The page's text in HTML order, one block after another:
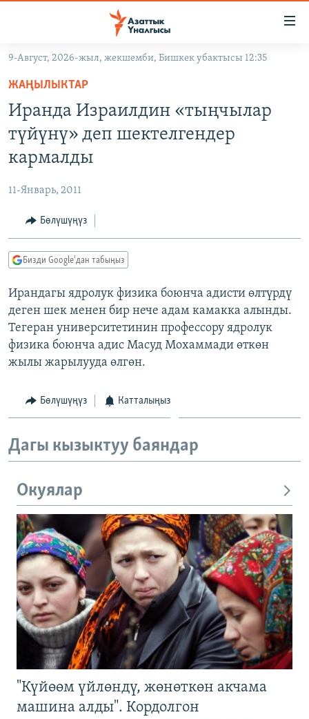
Навигацияга
өтүңүз
Издөөгө
салыңызКЫРГЫЗСТАН
МАДАНИЯТ
ДҮЙНӨ
УКРАИНА
ТВ ПРОГРАММАЛАР
БҮГҮН АЗАТТЫКТА
ДАНИСТЕ
АЗАТТЫК+
ЫҢГАЙСЫЗ СУРООЛОР
ПОДКАСТ
ОНЛАЙН ШЕРИНЕ
ЭЕ/АРнун бардык сайттары
9-Август, 2026-жыл, жекшемби, Бишкек убактысы 12:35
ЖАҢЫЛЫКТАР
Иранда Израилдин «тыңчылар
түйүнү» деп шектелгендер
кармалды
11-Январь, 2011
Бөлүшүңүз
Бизди Google'дан табыңыз
Ирандагы ядролук физика боюнча адисти өлтүрдү
деген шек менен бир нече адам камакка алынды.
Тегеран университетинин профессору ядролук
физика боюнча адис Масуд Мохаммади өткөн
жылы жарылууда өлгөн.
Бөлүшүңүз Катталыңыз
Дагы кызыктуу баяндар
Окуялар
"Күйөөм үйлөндү, жөнөткөн акчама
машина алды". Кордолгон